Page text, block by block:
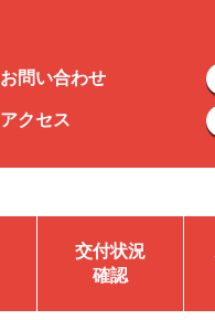
お問い合わせ
アクセス
交付状況
確認